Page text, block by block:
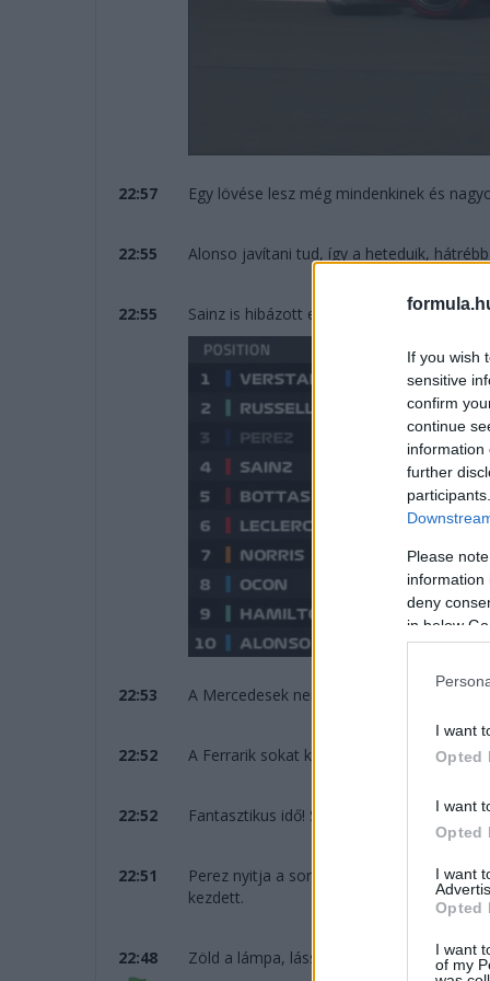
If you wish
sensitive
confirm
continue
information
further
Please
information
deny
in below
I want
Opted
I want
Opted
I want
Opted
I want
of my
22:57 Egy lövése lesz még mindenkinek és
22:55 Alonso javítani tud, így a heteduik,
22:55 Sainz is hibázott ez kiderült a lassításból.
22:53 A Mercedesek nem verik meg a
22:52 A Ferrarik sokat kapnak, Verstappennek
22:52 Fantasztikus idő! Sergio Perez a hétvégé
22:51
Perez nyitja a sort, természetesen
kezdett.
22:48 Zöld a lámpa, lássuk ki szerzi meg a